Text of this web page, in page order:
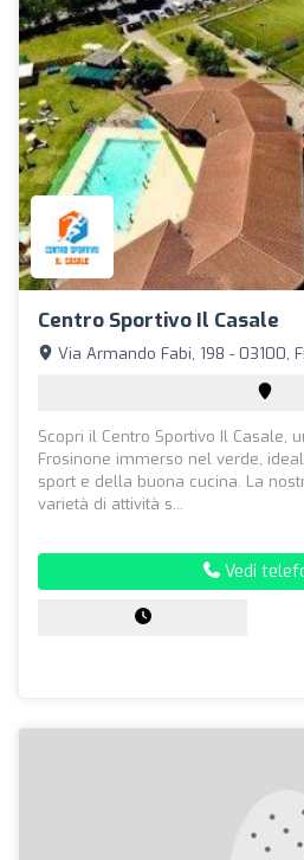
Centro Sportivo Il Casale
Via Armando Fabi, 198 - 03100,
Scopri il Centro Sportivo Il Casale,
Frosinone immerso nel verde,
sport e della buona cucina. La
varietà di attività s...
Vedi